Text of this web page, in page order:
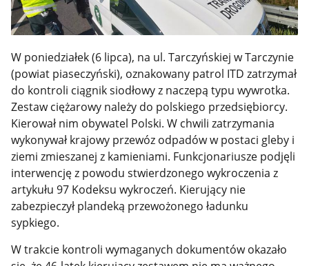
W poniedziałek (6 lipca), na ul. Tarczyńskiej w Tarczynie
(powiat piaseczyński), oznakowany patrol ITD zatrzymał
do kontroli ciągnik siodłowy z naczepą typu wywrotka.
Zestaw ciężarowy należy do polskiego przedsiębiorcy.
Kierował nim obywatel Polski. W chwili zatrzymania
wykonywał krajowy przewóz odpadów w postaci gleby i
ziemi zmieszanej z kamieniami. Funkcjonariusze podjęli
interwencję z powodu stwierdzonego wykroczenia z
artykułu 97 Kodeksu wykroczeń. Kierujący nie
zabezpieczył plandeką przewożonego ładunku
sypkiego.
W trakcie kontroli wymaganych dokumentów okazało